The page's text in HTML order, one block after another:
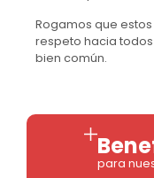
Rogamos que
respeto hacia
bien común.
para